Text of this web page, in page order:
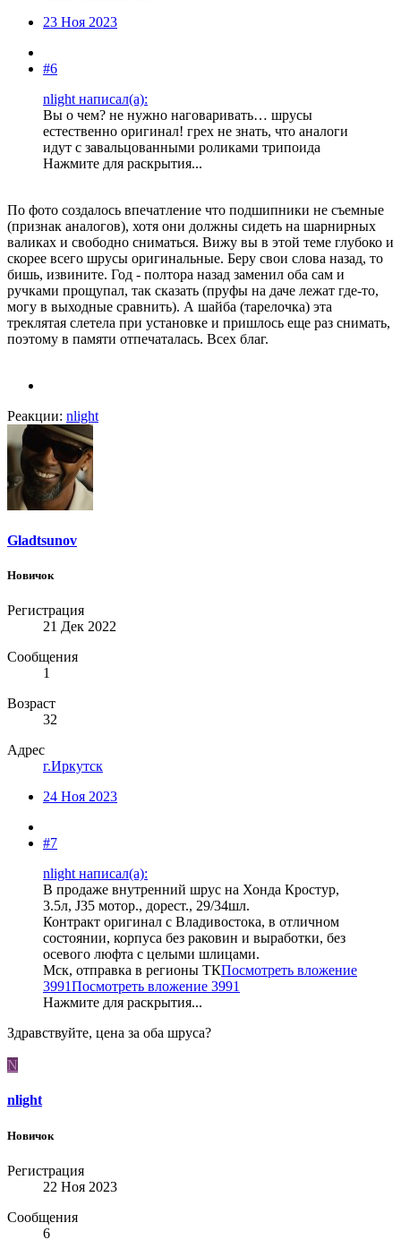
23 Ноя 2023
#6
nlight написал(а):
Вы о чем? не нужно наговаривать… шрусы
естественно оригинал! грех не знать, что аналоги
идут с завальцованными роликами трипоида
Нажмите для раскрытия...
По фото создалось впечатление что подшипники не съемные
(признак аналогов), хотя они должны сидеть на шарнирных
валиках и свободно сниматься. Вижу вы в этой теме глубоко и
скорее всего шрусы оригинальные. Беру свои слова назад, то
бишь, извините. Год - полтора назад заменил оба сам и
ручками прощупал, так сказать (пруфы на даче лежат где-то,
могу в выходные сравнить). А шайба (тарелочка) эта
треклятая слетела при установке и пришлось еще раз снимать,
поэтому в памяти отпечаталась. Всех благ.
Реакции: nlight
Gladtsunov
Новичок
Регистрация
21 Дек 2022
Сообщения
1
Возраст
32
Адрес
г.Иркутск
24 Ноя 2023
#7
nlight написал(а):
В продаже внутренний шрус на Хонда Кростур,
3.5л, J35 мотор., дорест., 29/34шл.
Контракт оригинал с Владивостока, в отличном
состоянии, корпуса без раковин и выработки, без
осевого люфта с целыми шлицами.
Мск, отправка в регионы ТКПосмотреть вложение
3991Посмотреть вложение 3991
Нажмите для раскрытия...
Здравствуйте, цена за оба шруса?
N
nlight
Новичок
Регистрация
22 Ноя 2023
Сообщения
6